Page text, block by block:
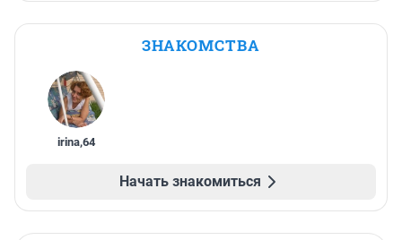
ЗНАКОМСТВА
irina,64
Начать знакомиться